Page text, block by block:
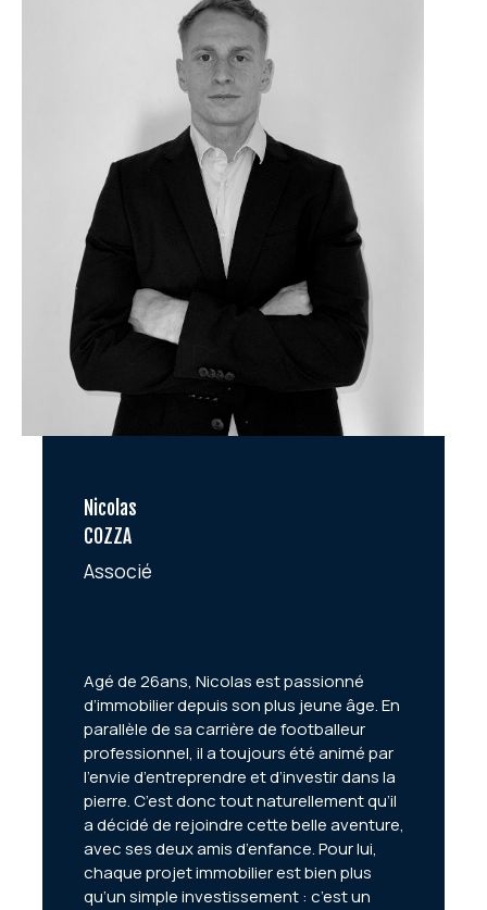
Nicolas
COZZA
Associé
Agé de 26ans, Nicolas est passionné
d’immobilier depuis son plus jeune âge. En
parallèle de sa carrière de footballeur
professionnel, il a toujours été animé par
l’envie d’entreprendre et d’investir dans la
pierre. C’est donc tout naturellement qu’il
a décidé de rejoindre cette belle aventure,
avec ses deux amis d’enfance. Pour lui,
chaque projet immobilier est bien plus
qu’un simple investissement : c’est un